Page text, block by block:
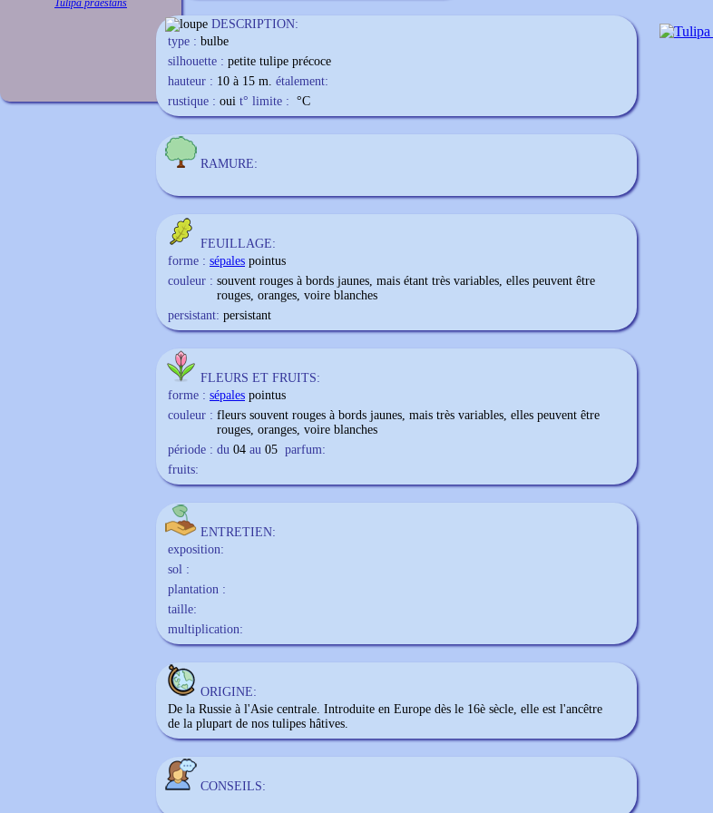
Tulipa praestans
DESCRIPTION:
type : bulbe
silhouette : petite tulipe précoce
hauteur : 10 à 15 m. étalement:
rustique : oui t° limite : °C
RAMURE:
FEUILLAGE:
forme : sépales pointus
couleur : souvent rouges à bords jaunes, mais étant très variables, elles peuvent être
rouges, oranges, voire blanches
persistant: persistant
FLEURS ET FRUITS:
forme : sépales pointus
couleur : fleurs souvent rouges à bords jaunes, mais très variables, elles peuvent être
rouges, oranges, voire blanches
période : du 04 au 05 parfum:
fruits:
ENTRETIEN:
exposition:
sol :
plantation :
taille:
multiplication:
ORIGINE:
De la Russie à l'Asie centrale. Introduite en Europe dès le 16è sècle, elle est l'ancêtre
de la plupart de nos tulipes hâtives.
CONSEILS: